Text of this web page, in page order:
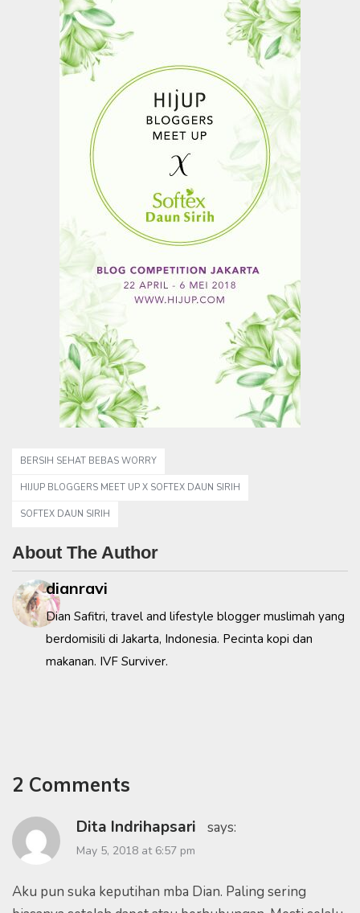
BERSIH SEHAT BEBAS WORRY
HIJUP BLOGGERS MEET UP X SOFTEX DAUN SIRIH
SOFTEX DAUN SIRIH
About The Author
dianravi
Dian Safitri, travel and lifestyle blogger muslimah yang
berdomisili di Jakarta, Indonesia. Pecinta kopi dan
makanan. IVF Surviver.
2 Comments
Dita Indrihapsari says:
May 5, 2018 at 6:57 pm
Aku pun suka keputihan mba Dian. Paling sering